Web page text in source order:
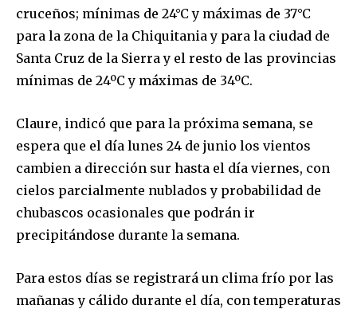
cruceños; mínimas de 24°C y máximas de 37°C
para la zona de la Chiquitania y para la ciudad de
Santa Cruz de la Sierra y el resto de las provincias
mínimas de 24ºC y máximas de 34ºC.
Claure, indicó que para la próxima semana, se
espera que el día lunes 24 de junio los vientos
cambien a dirección sur hasta el día viernes, con
cielos parcialmente nublados y probabilidad de
chubascos ocasionales que podrán ir
precipitándose durante la semana.
Para estos días se registrará un clima frío por las
mañanas y cálido durante el día, con temperaturas